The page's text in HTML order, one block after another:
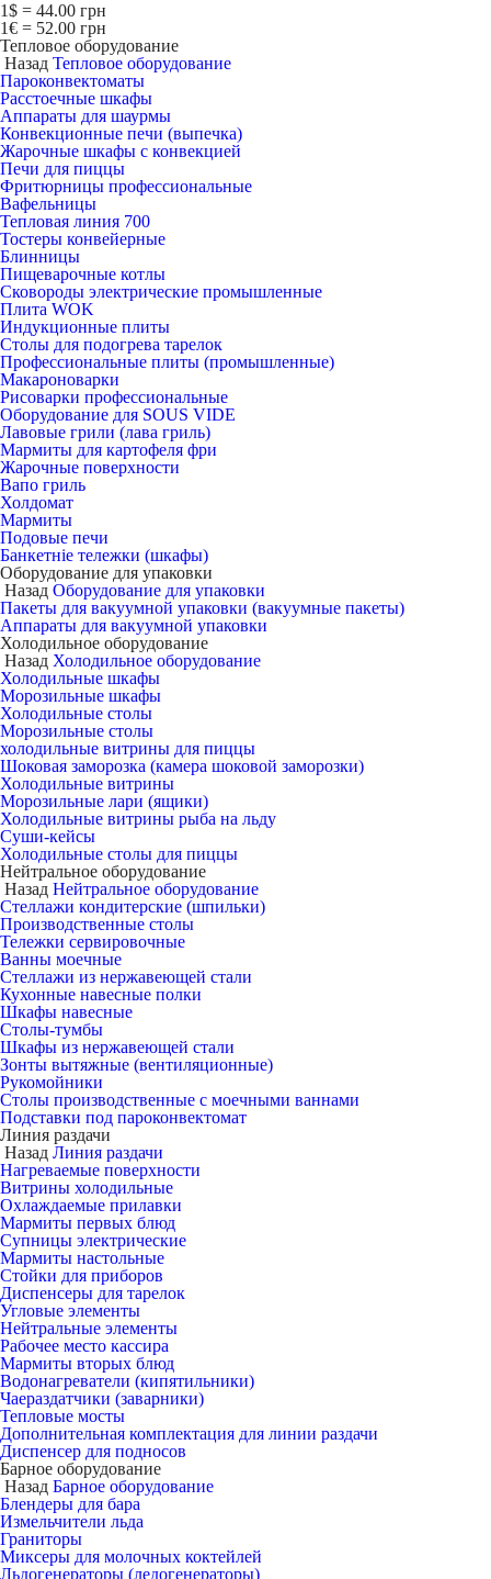
1$ = 44.00 грн
1€ = 52.00 грн
Тепловое оборудование
Назад Тепловое оборудование
Пароконвектоматы
Расcтоечные шкафы
Аппараты для шаурмы
Конвекционные печи (выпечка)
Жарочные шкафы с конвекцией
Печи для пиццы
Фритюрницы профессиональные
Вафельницы
Тепловая линия 700
Тостеры конвейерные
Блинницы
Пищеварочные котлы
Сковороды электрические промышленные
Плита WOK
Индукционные плиты
Столы для подогрева тарелок
Профессиональные плиты (промышленные)
Макароноварки
Рисоварки профессиональные
Оборудование для SOUS VIDE
Лавовые грили (лава гриль)
Мармиты для картофеля фри
Жарочные поверхности
Вапо гриль
Холдомат
Мармиты
Подовые печи
Банкетніе тележки (шкафы)
Оборудование для упаковки
Назад Оборудование для упаковки
Пакеты для вакуумной упаковки (вакуумные пакеты)
Аппараты для вакуумной упаковки
Холодильное оборудование
Назад Холодильное оборудование
Холодильные шкафы
Морозильные шкафы
Холодильные столы
Морозильные столы
холодильные витрины для пиццы
Шоковая заморозка (камера шоковой заморозки)
Холодильные витрины
Морозильные лари (ящики)
Холодильные витрины рыба на льду
Суши-кейсы
Холодильные столы для пиццы
Нейтральное оборудование
Назад Нейтральное оборудование
Стеллажи кондитерские (шпильки)
Производственные столы
Тележки сервировочные
Ванны моечные
Стеллажи из нержавеющей стали
Кухонные навесные полки
Шкафы навесные
Столы-тумбы
Шкафы из нержавеющей стали
Зонты вытяжные (вентиляционные)
Рукомойники
Столы производственные с моечными ваннами
Подставки под пароконвектомат
Линия раздачи
Назад Линия раздачи
Нагреваемые поверхности
Витрины холодильные
Охлаждаемые прилавки
Мармиты первых блюд
Супницы электрические
Мармиты настольные
Стойки для приборов
Диспенсеры для тарелок
Угловые элементы
Нейтральные элементы
Рабочее место кассира
Мармиты вторых блюд
Водонагреватели (кипятильники)
Чаераздатчики (заварники)
Тепловые мосты
Дополнительная комплектация для линии раздачи
Диспенсер для подносов
Барное оборудование
Назад Барное оборудование
Блендеры для бара
Измельчители льда
Граниторы
Миксеры для молочных коктейлей
Льдогенераторы (ледогенераторы)